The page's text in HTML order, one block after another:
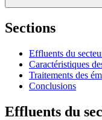
Sections
Effluents du
Caractéristiques
Traitements des
Conclusions
Effluents du